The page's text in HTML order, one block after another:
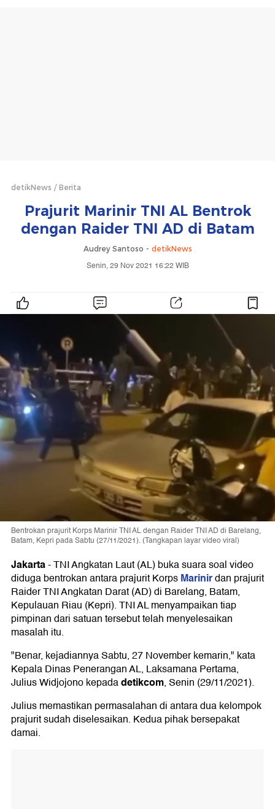
detikNews Berita
Prajurit Marinir TNI AL Bentrok
dengan Raider TNI AD di Batam
Audrey Santoso - detikNews
Senin, 29 Nov 2021 16:22 WIB
Bentrokan prajurit Korps Marinir TNI AL dengan Raider TNI AD di Barelang,
Batam, Kepri pada Sabtu (27/11/2021). (Tangkapan layar video viral)
Jakarta-TNI Angkatan Laut (AL) buka suara soal video
diduga bentrokan antara prajurit KorpsMarinirdan prajurit
Raider TNI Angkatan Darat (AD) di Barelang, Batam,
Kepulauan Riau (Kepri). TNI AL menyampaikan tiap
pimpinan dari satuan tersebut telah menyelesaikan
masalah itu.
"Benar, kejadiannya Sabtu, 27 November kemarin," kata
Kepala Dinas Penerangan AL, Laksamana Pertama,
Julius Widjojono kepadadetikcom, Senin (29/11/2021).
Julius memastikan permasalahan di antara dua kelompok
prajurit sudah diselesaikan. Kedua pihak bersepakat
damai.